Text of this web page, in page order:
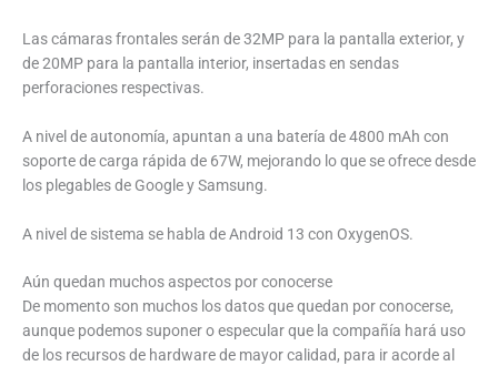
Las cámaras frontales serán de 32MP para la pantalla exterior, y
de 20MP para la pantalla interior, insertadas en sendas
perforaciones respectivas.
A nivel de autonomía, apuntan a una batería de 4800 mAh con
soporte de carga rápida de 67W, mejorando lo que se ofrece desde
los plegables de Google y Samsung.
A nivel de sistema se habla de Android 13 con OxygenOS.
Aún quedan muchos aspectos por conocerse
De momento son muchos los datos que quedan por conocerse,
aunque podemos suponer o especular que la compañía hará uso
de los recursos de hardware de mayor calidad, para ir acorde al